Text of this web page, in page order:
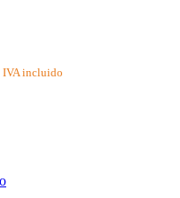
IVA incluido